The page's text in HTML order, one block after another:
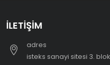
İLETIŞIM
adres
i̇steks sanayi sitesi 3.